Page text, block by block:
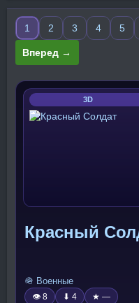
1 2 3 4 5
Вперед →
3D
Красный
🪖 Военные
👁 8 ⬇ 4 ★ —